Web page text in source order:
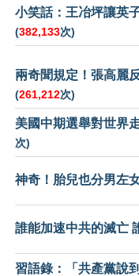
小笑話：王冶坪讓英
(382,133次)
兩奇聞規定！張高麗
(261,212次)
美國中期選舉對世界
次)
神奇！胎兒也分男左
誰能加速中共的滅亡
習語錄：「共產黨說